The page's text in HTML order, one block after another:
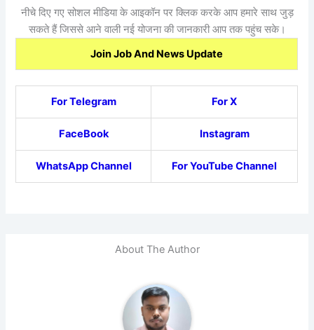
नीचे दिए गए सोशल मीडिया के आइकॉन पर क्लिक करके आप हमारे साथ जुड़
सकते हैं जिससे आने वाली नई योजना की जानकारी आप तक पहुंच सके।
Join Job And News Update
For Telegram For X
FaceBook Instagram
WhatsApp Channel For YouTube Channel
About The Author